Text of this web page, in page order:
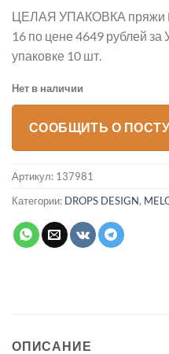
ЦЕЛАЯ УПАКОВКА пряжи
16 по цене 4649 рублей
упаковке 10 шт.
Нет в наличии
СООБЩИТЬ О
Артикул: 137981
Категории: DROPS DESIGN,
ОПИСАНИЕ